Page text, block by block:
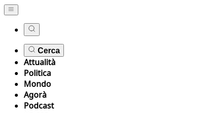
Cerca
Attualità
Politica
Mondo
Agorà
Podcast